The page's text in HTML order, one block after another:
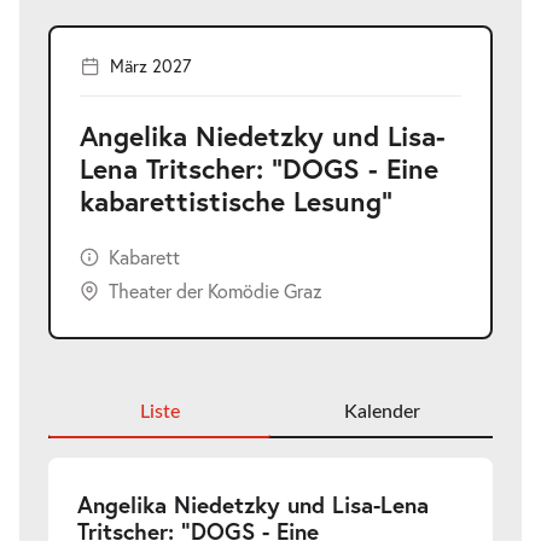
März 2027
Angelika Niedetzky und Lisa-
Lena Tritscher: "DOGS - Eine
kabarettistische Lesung"
Kabarett
Theater der Komödie Graz
Liste Kalender
Angelika Niedetzky und Lisa-Lena
Tritscher: "DOGS - Eine